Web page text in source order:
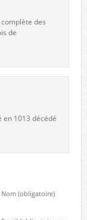
des
de
en 1013 décédé
Nom (obligatoire)